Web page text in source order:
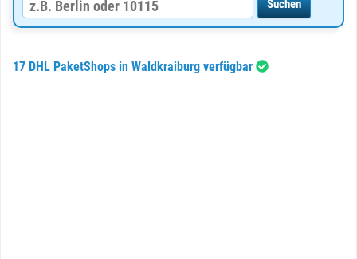
17 DHL PaketShops in Waldkraiburg verfügbar